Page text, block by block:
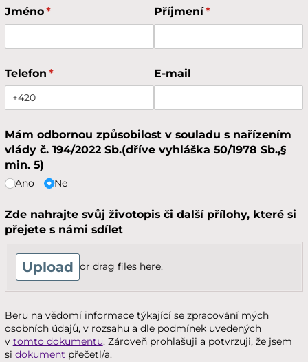
Jméno*
(required) Příjmení*
(required)
Telefon *
(required) E-mail
Mám odbornou způsobilost v souladu s nařízením
vlády č. 194/​2022 Sb.(dříve vyhláška 50/​1978 Sb.,§
min. 5)
Ano Ne
Zde nahrajte svůj životopis či další přílohy, které si
přejete s námi sdílet
Upload or drag files here.
Beru na vědomí informace týkající se zpracování mých
osobních údajů, v rozsahu a dle podmínek uvedených
v tomto dokumentu. Zároveň prohlašuji a potvrzuji, že jsem
si dokument přečetl/a.